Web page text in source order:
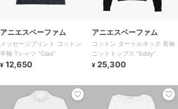
アニエスベーファム
メッセージプリント コットン
半袖 Tシャツ ”Ciao”
¥ 12,650
アニエスベーファム
コットン タートルネック 長袖
ニットトップス ”Eddy”
¥ 25,300